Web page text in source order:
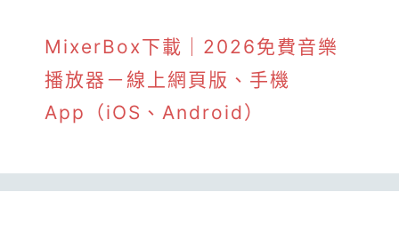
MixerBox下載｜2026免費音樂
播放器－線上網頁版、手機
App（iOS、Android）